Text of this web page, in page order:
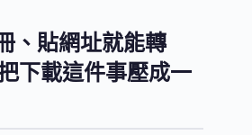
、貼網址就能轉
下載這件事壓成一